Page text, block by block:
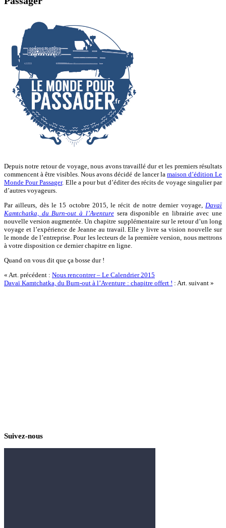
Depuis notre retour de voyage, nous avons travaillé dur et les premiers résultats
commencent à être visibles. Nous avons décidé de lancer la maison d’édition Le
Monde Pour Passager. Elle a pour but d’éditer des récits de voyage singulier par
d’autres voyageurs.
Par ailleurs, dès le 15 octobre 2015, le récit de notre dernier voyage, Davaï
Kamtchatka, du Burn-out à l’Aventuresera disponible en librairie avec une
nouvelle version augmentée. Un chapitre supplémentaire sur le retour d’un long
voyage et l’expérience de Jeanne au travail. Elle y livre sa vision nouvelle sur
le monde de l’entreprise. Pour les lecteurs de la première version, nous mettrons
à votre disposition ce dernier chapitre en ligne.
Quand on vous dit que ça bosse dur !
« Art. précédent : Nous rencontrer – Le Calendrier 2015
Davaï Kamtchatka, du Burn-out à l’Aventure : chapitre offert ! : Art. suivant »
Suivez-nous